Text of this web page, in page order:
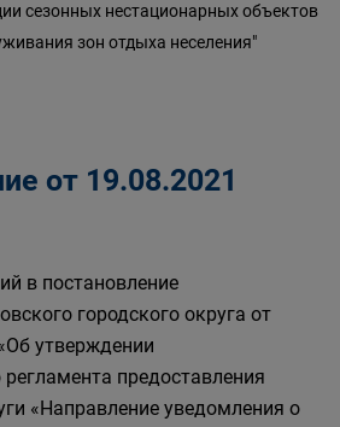
сезонных нестационарных объектов
зон отдыха неселения"
от 19.08.2021
в постановление
городского округа от
утверждении
предоставления
«Направление уведомления о